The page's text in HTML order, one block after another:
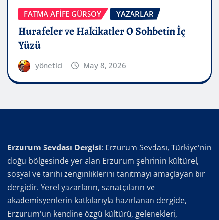
FATMA AFİFE GÜRSOY YAZARLAR
Hurafeler ve Hakikatler O Sohbetin İç
Yüzü
yönetici May 8, 2026
Erzurum Sevdası Dergisi: Erzurum Sevdası, Türkiye'nin
doğu bölgesinde yer alan Erzurum şehrinin kültürel,
sosyal ve tarihi zenginliklerini tanıtmayı amaçlayan bir
dergidir. Yerel yazarların, sanatçıların ve
akademisyenlerin katkılarıyla hazırlanan dergide,
Erzurum'un kendine özgü kültürü, gelenekleri,